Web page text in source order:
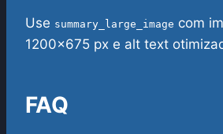
Use summary_large_image com
1200×675 px e alt text
FAQ